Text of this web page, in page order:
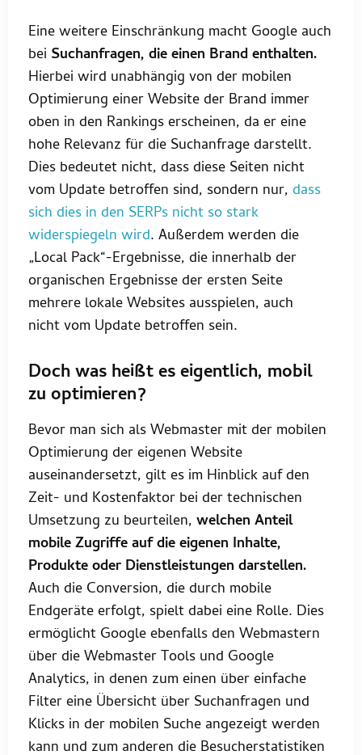
Eine weitere Einschränkung macht Google auch
bei Suchanfragen, die einen Brand enthalten.
Hierbei wird unabhängig von der mobilen
Optimierung einer Website der Brand immer
oben in den Rankings erscheinen, da er eine
hohe Relevanz für die Suchanfrage darstellt.
Dies bedeutet nicht, dass diese Seiten nicht
vom Update betroffen sind, sondern nur, dass
sich dies in den SERPs nicht so stark
widerspiegeln wird. Außerdem werden die
„Local Pack“-Ergebnisse, die innerhalb der
organischen Ergebnisse der ersten Seite
mehrere lokale Websites ausspielen, auch
nicht vom Update betroffen sein.
Doch was heißt es eigentlich, mobil
zu optimieren?
Bevor man sich als Webmaster mit der mobilen
Optimierung der eigenen Website
auseinandersetzt, gilt es im Hinblick auf den
Zeit- und Kostenfaktor bei der technischen
Umsetzung zu beurteilen, welchen Anteil
mobile Zugriffe auf die eigenen Inhalte,
Produkte oder Dienstleistungen darstellen.
Auch die Conversion, die durch mobile
Endgeräte erfolgt, spielt dabei eine Rolle. Dies
ermöglicht Google ebenfalls den Webmastern
über die Webmaster Tools und Google
Analytics, in denen zum einen über einfache
Filter eine Übersicht über Suchanfragen und
Klicks in der mobilen Suche angezeigt werden
kann und zum anderen die Besucherstatistiken